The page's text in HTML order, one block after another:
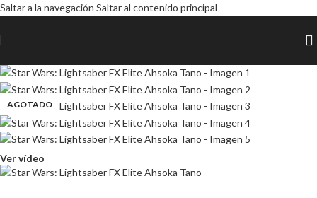
Saltar a la navegación Saltar al contenido principal
AGOTADO
Ver vídeo